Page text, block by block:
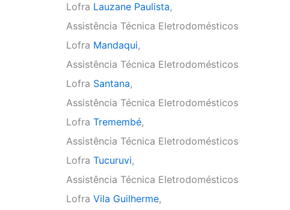
Lofra Lauzane Paulista,
Assistência Técnica Eletrodomésticos
Lofra Mandaqui,
Assistência Técnica Eletrodomésticos
Lofra Santana,
Assistência Técnica Eletrodomésticos
Lofra Tremembé,
Assistência Técnica Eletrodomésticos
Lofra Tucuruvi,
Assistência Técnica Eletrodomésticos
Lofra Vila Guilherme,